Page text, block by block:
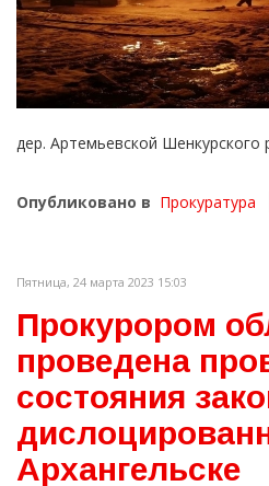
дер. Артемьевской Шенкурского
Опубликовано в Прокуратура
Пятница, 24 марта 2023 15:03
Прокурором
проведена
состояния
Архангельске